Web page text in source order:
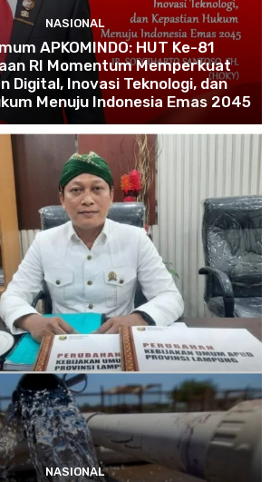
NASIONAL
APKOMINDO: HUT Ke-81
RI Momentum Memperkuat
Digital, Inovasi Teknologi, dan
Menuju Indonesia Emas 2045
NASIONAL